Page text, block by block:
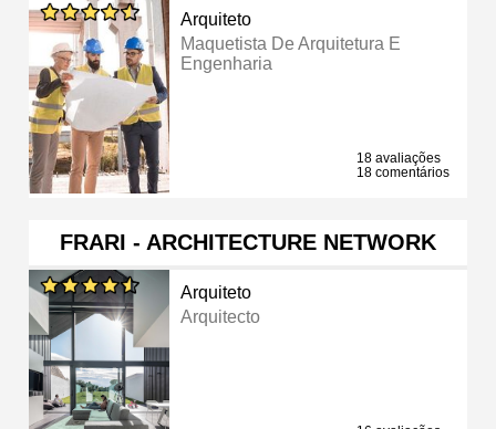
Arquiteto
Maquetista De Arquitetura E
Engenharia
18 avaliações
18 comentários
FRARI - ARCHITECTURE NETWORK
Arquiteto
Arquitecto